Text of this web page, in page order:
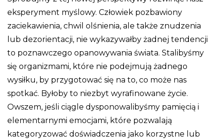
eksperyment myślowy. Człowiek pozbawiony
zaciekawienia, chwil olśnienia, ale także znudzenia
lub dezorientacji, nie wykazywałby żadnej tendencji
to poznawczego opanowywania świata. Stalibyśmy
się organizmami, które nie podejmują żadnego
wysiłku, by przygotować się na to, co może nas
spotkać. Byłoby to niezbyt wyrafinowane życie.
Owszem, jeśli ciągle dysponowalibyśmy pamięcią i
elementarnymi emocjami, które pozwalają
kategoryzować doświadczenia jako korzystne lub